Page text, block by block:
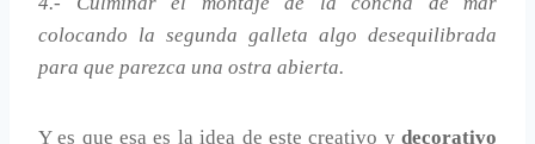
colocando la segunda galleta algo desequilibrada
para que parezca una ostra abierta.
Y es que esa es la idea de este creativo y decorativo